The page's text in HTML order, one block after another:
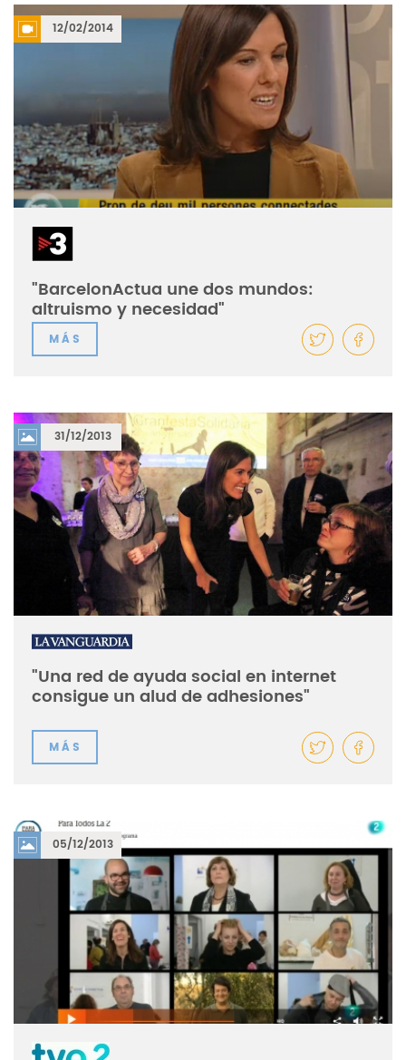
12/02/2014
"BarcelonActua une dos mundos:
altruismo y necesidad"
MÁS
31/12/2013
"Una red de ayuda social en internet
consigue un alud de adhesiones"
MÁS
05/12/2013